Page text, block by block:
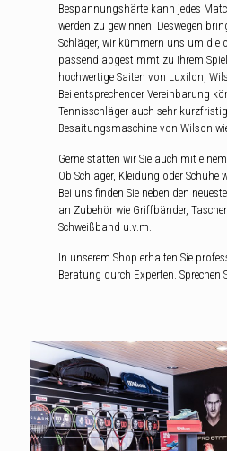
Bespannungshärte kann jedes
werden zu gewinnen. Deswegen
Schläger, wir kümmern uns um die
passend abgestimmt zu Ihrem
hochwertige Saiten von Luxilon,
Bei entsprechender Vereinbarung
Tennisschläger auch sehr
Besaitungsmaschine von Wilson
Gerne statten wir Sie auch mit
Ob Schläger, Kleidung oder Schuhe
Bei uns finden Sie neben den
an Zubehör wie Griffbänder,
Schweißband u.v.m.
In unserem Shop erhalten Sie
Beratung durch Experten. Sprechen